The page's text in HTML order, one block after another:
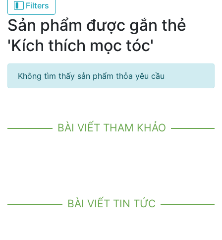
Filters
Sản phẩm được gắn thẻ
'Kích thích mọc tóc'
Không tìm thấy sản phẩm thỏa yêu cầu
BÀI VIẾT THAM KHẢO
BÀI VIẾT TIN TỨC